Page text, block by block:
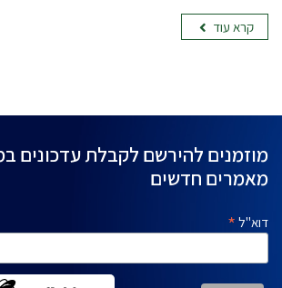
קרא עוד
מוזמנים להירשם לקבלת עדכונים
מאמרים חדשים
דוא"ל *